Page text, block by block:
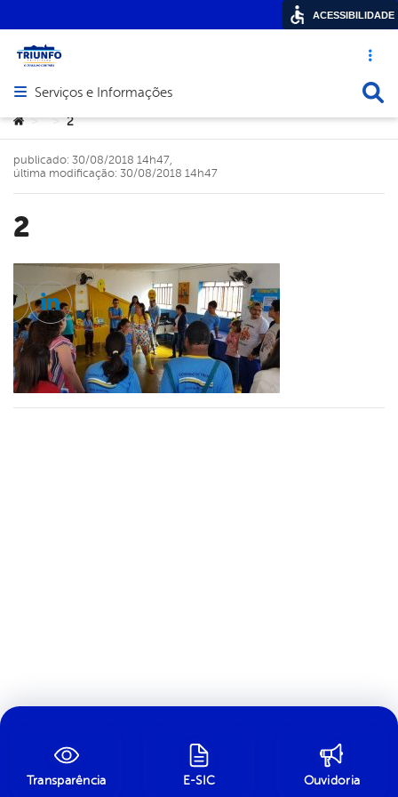
Acesso
Abrir menu principal de navegação
Serviços e Informações
Você está aqui:
> > 2
2
publicado: 30/08/2018 14h47,
última modificação: 30/08/2018 14h47
Twitter
Linkedin
Transparência E-SIC Ouvidoria
ACESSIBILIDADE